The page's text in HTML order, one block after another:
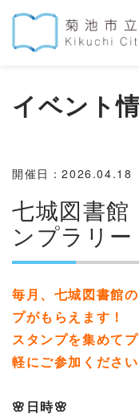
イベント
開催日：2026.04.18
七城図書
ンプラリー
毎月、七城図書館
プがもらえます！
スタンプを集めて
軽にご参加くださ
🌸 日時🌸